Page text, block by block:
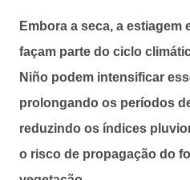
Embora a seca, a
façam parte do ciclo
Niño podem intensificar
prolongando os períodos
reduzindo os índices
o risco de propagação do